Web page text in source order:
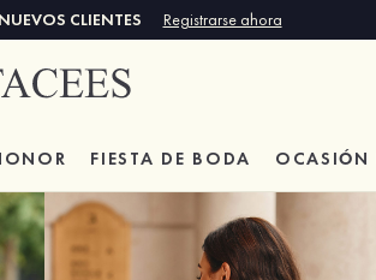
CLIENTES Registrarse ahora
FIESTA DE BODA OCASIÓN